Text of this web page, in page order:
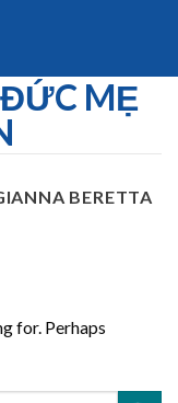
MẸ
BERETTA
for. Perhaps